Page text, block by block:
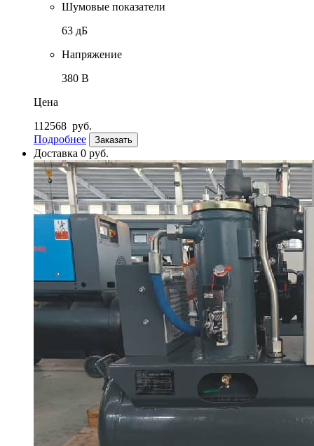
Шумовые показатели
63 дБ
Напряжение
380 В
Цена
112568 руб.
Подробнее
Заказать
Доставка 0 руб.